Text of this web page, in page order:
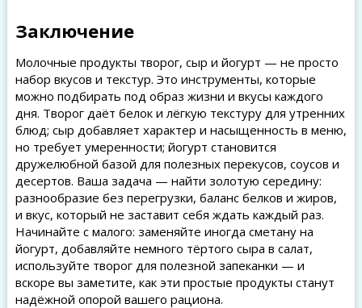
Заключение
Молочные продукты творог, сыр и йогурт — не просто
набор вкусов и текстур. Это инструменты, которые
можно подбирать под образ жизни и вкусы каждого
дня. Творог даёт белок и лёгкую текстуру для утренних
блюд; сыр добавляет характер и насыщенность в меню,
но требует умеренности; йогурт становится
дружелюбной базой для полезных перекусов, соусов и
десертов. Ваша задача — найти золотую середину:
разнообразие без перегрузки, баланс белков и жиров,
и вкус, который не заставит себя ждать каждый раз.
Начинайте с малого: заменяйте иногда сметану на
йогурт, добавляйте немного тёртого сыра в салат,
используйте творог для полезной запеканки — и
вскоре вы заметите, как эти простые продукты станут
надёжной опорой вашего рациона.